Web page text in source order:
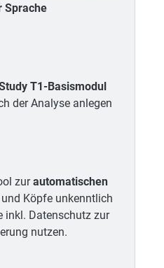
Sprache
T1-Basismodul
der Analyse anlegen
zurautomatischen
und Köpfe unkenntlich
inkl. Datenschutz zur
nutzen.